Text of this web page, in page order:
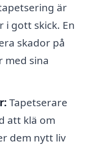
är
gott skick. En
skador på
med sina
Tapetserare
att klä om
dem nytt liv